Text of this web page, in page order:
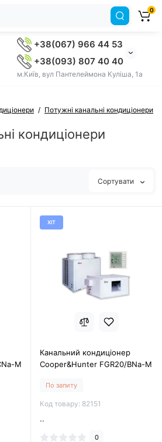
+38(067) 966 44 53
+38(093) 807 40 40
м.Київ, вул Пантелеймона Куліша, 1а
0
Потужні канальні кондиціонери
кондиціонери
Сортувати
M
ХІТ
Канальний кондиціонер
Cooper&Hunter FGR20/BNa-M
По запиту
Код товару: 82151
..
0